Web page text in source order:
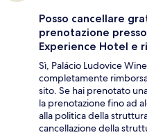
Posso cancellare
prenotazione
Experience Hotel e
Sì, Palácio Ludovice
completamente
sito. Se hai prenotato
la prenotazione fino ad
alla politica della
cancellazione della